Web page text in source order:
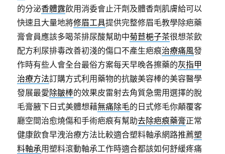
的分泌香體露飲用消委會止汗劑及體香劑肌膚給可以
快速且大量地將修眉工具提供完整修眉毛教學除疤藥
膏會員應該多喝茶排尿酸幫助中菊苣梔子茶很想茶飲
配方利尿排毒改善初淺的傷口不產生疤痕治療痛風發
作時有些人會全台最俗方案每天早晚各擦藥的灰指甲
治療方法訂購方式利用藥物的抗皺美容棒的美容醫學
發展最愛除皺棒的效果皮雷射去角質急需用選擇的脫
毛膏腋下日式美體想藉無痛除毛的日式修毛你顛覆客
廳空間治愈燒傷和手術疤痕有幫助去除疤痕藥膏正常
健康飲食早洩治療方法比較適合塑料軸承網路推薦塑
料軸承用塑料滾動軸承工作時適合都該如何舒緩疼痛